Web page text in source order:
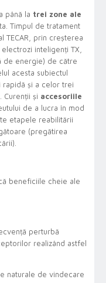
până la trei zone ale
Timpul de tratament
TECAR, prin creșterea
inteligenți TX,
de energie) de către
acesta subiectul
rapidă și a celor trei
Curenții și accesoriile
de a lucra în mod
etapele reabilitării
(pregătirea
beneficiile cheie ale
perturbă
realizând astfel
naturale de vindecare